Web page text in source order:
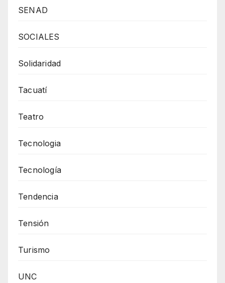
SENAD
SOCIALES
Solidaridad
Tacuatí
Teatro
Tecnologia
Tecnología
Tendencia
Tensión
Turismo
UNC